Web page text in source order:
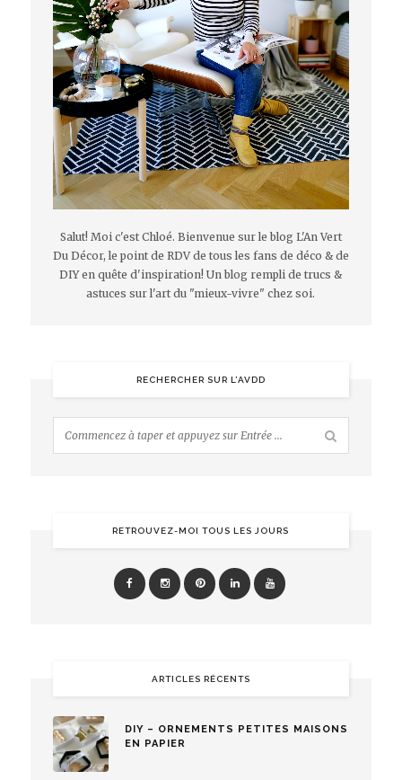
Salut! Moi c'est Chloé. Bienvenue sur le blog L'An Vert
Du Décor, le point de RDV de tous les fans de déco & de
DIY en quête d'inspiration! Un blog rempli de trucs &
astuces sur l'art du "mieux-vivre" chez soi.
RECHERCHER SUR L’AVDD
RETROUVEZ-MOI TOUS LES JOURS
ARTICLES RÉCENTS
DIY – ORNEMENTS PETITES MAISONS
EN PAPIER